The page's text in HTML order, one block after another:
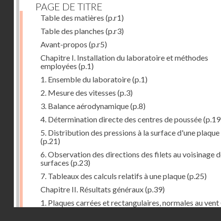
PAGE DE TITRE
Table des matières (p.r1)
Table des planches (p.r3)
Avant-propos (p.r5)
Chapitre I. Installation du laboratoire et méthodes
employées (p.1)
1. Ensemble du laboratoire(p.1)
2. Mesure des vitesses (p.3)
3. Balance aérodynamique(p.8)
4. Détermination directe des centres de poussée
5. Distribution des pressions à la surface d'une plaque
(p.21)
6. Observation des directions des filets au voisinage
surfaces (p.23)
7. Tableaux des calculs relatifs à une plaque(p.25)
Chapitre II. Résultats généraux(p.39)
1. Plaques carrées et rectangulaires, normales au vent